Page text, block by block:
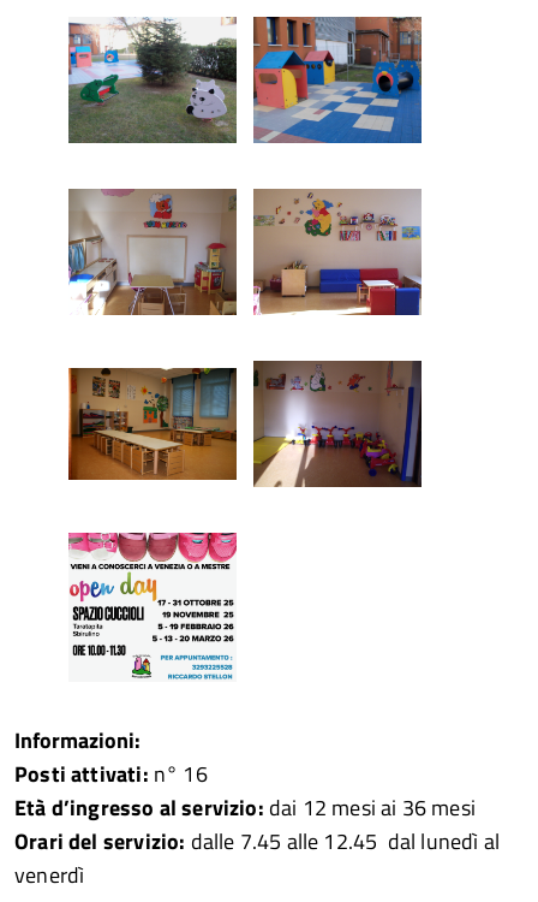
Informazioni:
Posti attivati: n° 16
Età d’ingresso al servizio: dai 12 mesi ai 36 mesi
Orari del servizio: dalle 7.45 alle 12.45 dal lunedì al
venerdì